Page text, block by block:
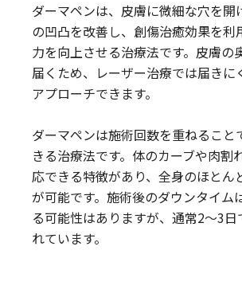
ダーマペンは、皮膚に微細な穴を開
の凹凸を改善し、創傷治癒効果を利
力を向上させる治療法です。皮膚の
届くため、レーザー治療では届きに
アプローチできます。
ダーマペンは施術回数を重ねること
きる治療法です。体のカーブや肉割
応できる特徴があり、全身のほとん
が可能です。施術後のダウンタイム
る可能性はありますが、通常2〜3日
れています。